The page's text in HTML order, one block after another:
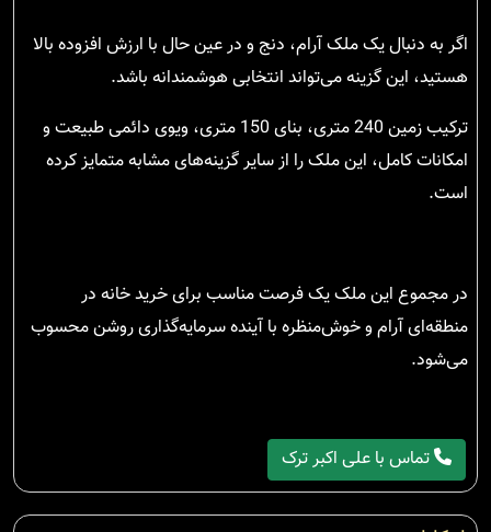
اگر به دنبال یک ملک آرام، دنج و در عین حال با ارزش افزوده بالا
هستید، این گزینه می‌تواند انتخابی هوشمندانه باشد.
ترکیب زمین 240 متری، بنای 150 متری، ویوی دائمی طبیعت و
امکانات کامل، این ملک را از سایر گزینه‌های مشابه متمایز کرده
است.
در مجموع این ملک یک فرصت مناسب برای خرید خانه در
منطقه‌ای آرام و خوش‌منظره با آینده سرمایه‌گذاری روشن محسوب
می‌شود.
تماس با علی اکبر ترک